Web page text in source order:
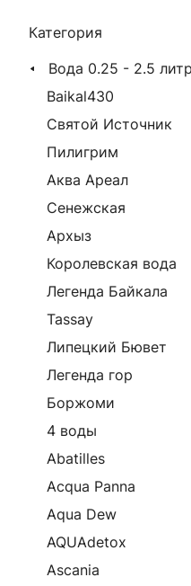
Категория
Вода 0.25 - 2.5
Baikal430
Святой Источник
Пилигрим
Аква Ареал
Сенежская
Архыз
Королевская вода
Легенда Байкала
Tassay
Липецкий Бювет
Легенда гор
Боржоми
4 воды
Abatilles
Acqua Panna
Aqua Dew
AQUAdetox
Ascania